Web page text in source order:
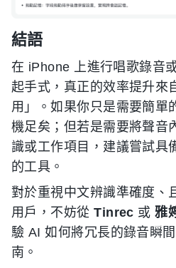
結語
在 iPhone 上進行唱歌錄音
起手式，真正的效率提升來
用」。如果你只是需要簡單
機足矣；但若是需要將聲音
識或工作項目，建議嘗試具
的工具。
對於重視中文辨識準確度、
用戶，不妨從Tinrec 或雅
驗 AI 如何將冗長的錄音瞬
南。